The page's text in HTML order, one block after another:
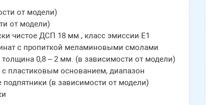
от модели)
от модели)
чистое ДСП 18 мм., класс эмиссии Е1
с пропиткой меламиновыми смолами
0,8 – 2 мм. (в зависимости от модели)
пластиковым основанием, диапазон
(в зависимости от модели)